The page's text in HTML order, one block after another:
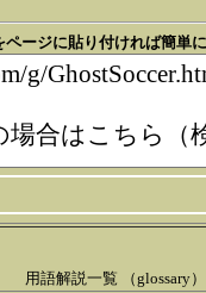
ページに貼り付ければ簡単
用語解説一覧 （glossary